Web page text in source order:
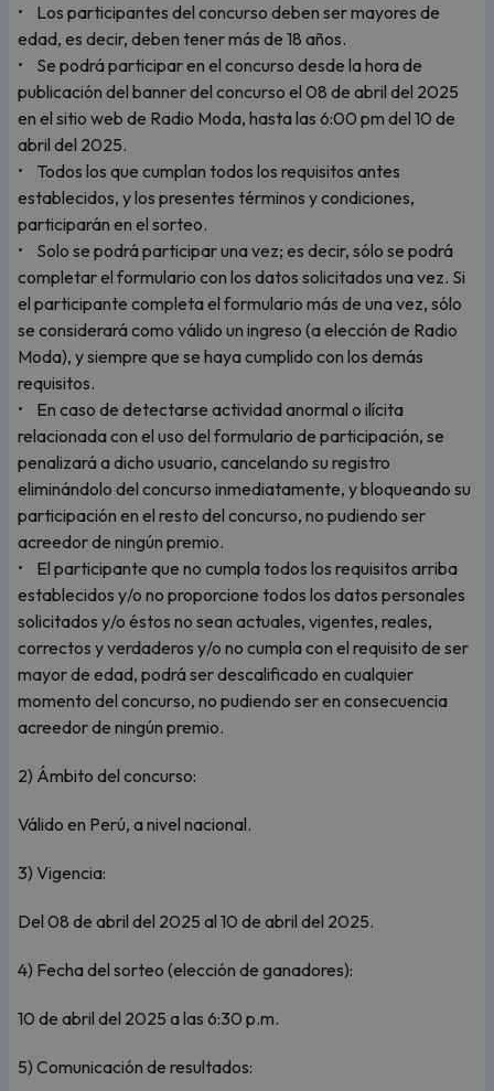
• Los participantes del concurso deben ser mayores de
edad, es decir, deben tener más de 18 años.
• Se podrá participar en el concurso desde la hora de
publicación del banner del concurso el 08 de abril del 2025
en el sitio web de Radio Moda, hasta las 6:00 pm del 10 de
abril del 2025.
• Todos los que cumplan todos los requisitos antes
establecidos, y los presentes términos y condiciones,
participarán en el sorteo.
• Solo se podrá participar una vez; es decir, sólo se podrá
completar el formulario con los datos solicitados una vez. Si
el participante completa el formulario más de una vez, sólo
se considerará como válido un ingreso (a elección de Radio
Moda), y siempre que se haya cumplido con los demás
requisitos.
• En caso de detectarse actividad anormal o ilícita
relacionada con el uso del formulario de participación, se
penalizará a dicho usuario, cancelando su registro
eliminándolo del concurso inmediatamente, y bloqueando su
participación en el resto del concurso, no pudiendo ser
acreedor de ningún premio.
• El participante que no cumpla todos los requisitos arriba
establecidos y/o no proporcione todos los datos personales
solicitados y/o éstos no sean actuales, vigentes, reales,
correctos y verdaderos y/o no cumpla con el requisito de ser
mayor de edad, podrá ser descalificado en cualquier
momento del concurso, no pudiendo ser en consecuencia
acreedor de ningún premio.
2) Ámbito del concurso:
Válido en Perú, a nivel nacional.
3) Vigencia:
Del 08 de abril del 2025 al 10 de abril del 2025.
4) Fecha del sorteo (elección de ganadores):
10 de abril del 2025 a las 6:30 p.m.
5) Comunicación de resultados: